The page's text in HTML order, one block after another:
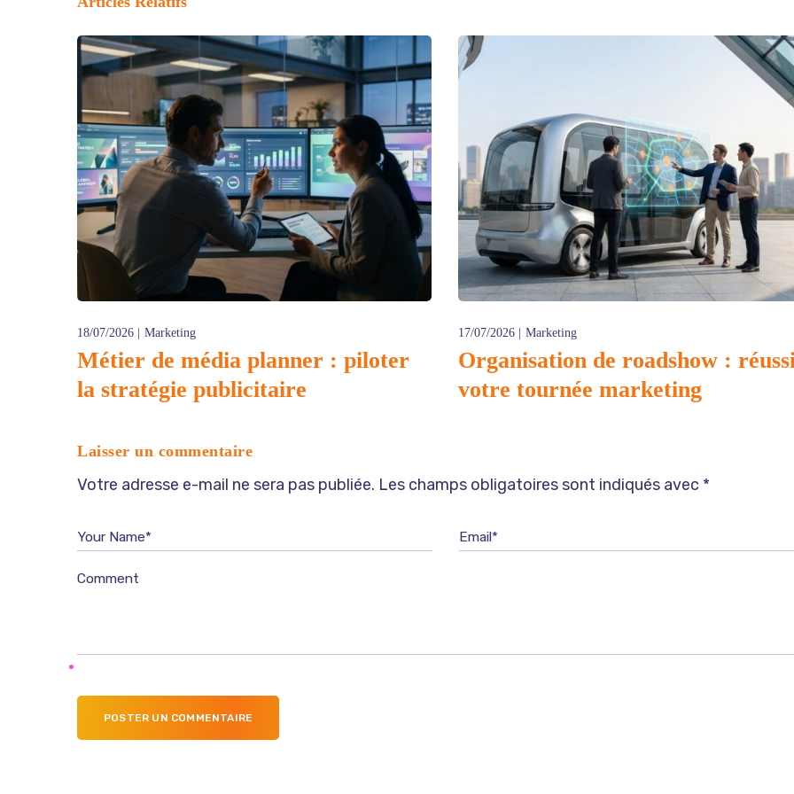
18/07/2026 Marketing
Métier de média planner : piloter
la stratégie publicitaire
17/07/2026 Marketing
Organisation de roadshow :
votre tournée marketing
Laisser un commentaire
Votre adresse e-mail ne sera pas publiée. Les champs obligatoires sont indiqués avec *
Your Name* Email*
Comment
POSTER UN COMMENTAIRE